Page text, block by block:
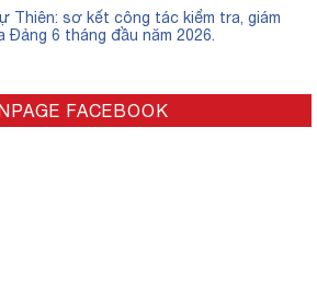
Thiên: sơ kết công tác kiểm tra, giám
Đảng 6 tháng đầu năm 2026.
FACEBOOK